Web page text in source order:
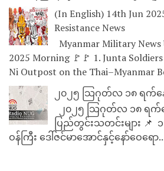
(In English) 14th Jun
Resistance News
Myanmar Military News
2025 Morning 🚩🚩 1. Junta
Ni Outpost on the Thai–Myanmar
၂၀၂၅ သြဂုတ်လ ၁၈ ရက်
၂၀၂၅ သြဂုတ်လ ၁၈ ရက်
ပြည်တွင်းသတင်းများ 📌 ⁨⁨⁨⁨ ၁
ဝန်ကြီး ဒေါ်ဇင်မာအောင်နှင့်နော်ဝေရော